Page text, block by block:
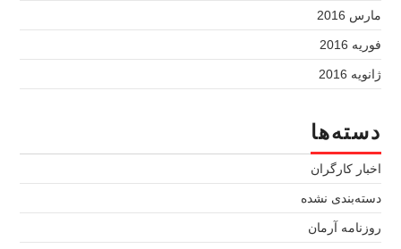
مارس 2016
فوریه 2016
ژانویه 2016
دسته‌ها
اخبار کارگران
دسته‌بندی نشده
روزنامه آرمان